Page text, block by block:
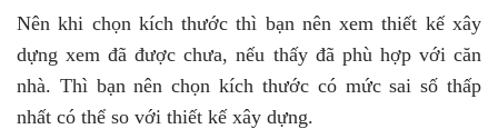
Nên khi chọn kích thước thì bạn nên xem thiết kế xây
dựng xem đã được chưa, nếu thấy đã phù hợp với căn
nhà. Thì bạn nên chọn kích thước có mức sai số thấp
nhất có thể so với thiết kế xây dựng.